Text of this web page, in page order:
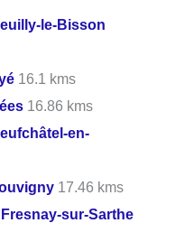
le-Bisson
16.1 kms
16.86 kms
en-
17.46 kms
Fresnay-sur-Sarthe